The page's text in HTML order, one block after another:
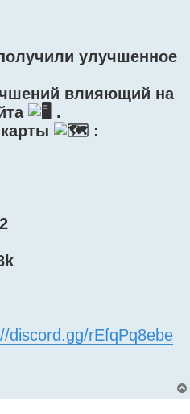
улучшенное
влияющий на
.
:
discord.gg/rEfqPq8ebe